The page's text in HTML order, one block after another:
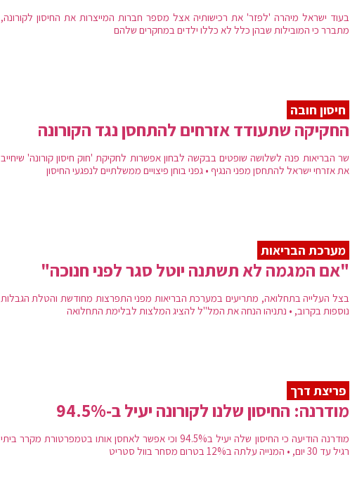
בעוד ישראל מיהרה 'לפזר' את רכישותיה אצל מספר חברות המייצרות את החיסון לקורונה,
מתברר כי המובילות שבהן כלל לא כללו ילדים במחקרים שלהם
חיסון חובה
החקיקה שתעודד אזרחים להתחסן נגד הקורונה
שר הבריאות פנה לשלושה שופטים בבקשה לבחון אפשרות לחקיקת 'חוק חיסון קורונה' שיחייב
את אזרחי ישראל להתחסן מפני הנגיף • גפני בוחן פיצויים ממשלתיים לנפגעי החיסון
מערכת הבריאות
"אם המגמה לא תשתנה יוטל סגר לפני חנוכה"
בצל העלייה בתחלואה, מתריעים במערכת הבריאות מפני התפרצות מחודשת והטלת הגבלות
נוספות בקרוב, • נתניהו הנחה את המל"ל להציג המלצות לבלימת התחלואה
פריצת דרך
מודרנה: החיסון שלנו לקורונה יעיל ב-94.5%
מודרנה הודיעה כי החיסון שלה יעיל ב94.5% וכי אפשר לאחסן אותו בטמפרטורת מקרר ביתי
רגיל עד 30 יום, • המנייה עלתה ב12% בטרום מסחר בוול סטריט